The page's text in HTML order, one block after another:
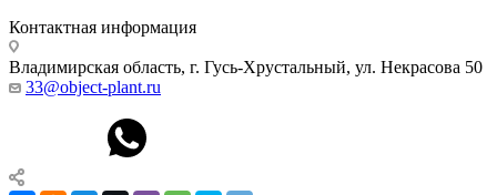
Контактная информация
Владимирская область, г. Гусь-Хрустальный, ул. Некрасова 50
33@object-plant.ru